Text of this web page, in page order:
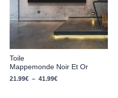
Toile
Mappemonde Noir Et Or
21.99€ – 41.99€